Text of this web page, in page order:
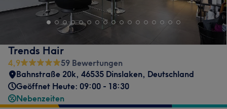
Trends Hair
4,9
59 Bewertungen
Bahnstraße 20k, 46535 Dinslaken, Deutschland
Geöffnet Heute: 09:00 - 18:30
Nebenzeiten